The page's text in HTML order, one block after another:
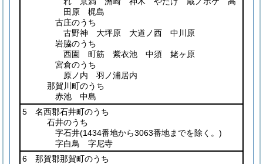
田原 梶島
古庄のうち
古野神 大坪原 大道ノ西 中川原
岩脇のうち
西園 町筋 紫衣池 中須 姥ヶ原
宮倉のうち
原ノ内 羽ノ浦居内
那賀川町のうち
赤池 中島
5 名西郡石井町のうち
石井のうち
字石井(1434番地から3063番地までを除く。)
字白鳥 字尼寺
6 那賀郡那賀町のうち